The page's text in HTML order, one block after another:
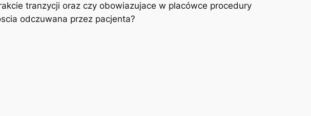
tranzycji oraz czy obowiazujace w placówce procedury
odczuwana przez pacjenta?